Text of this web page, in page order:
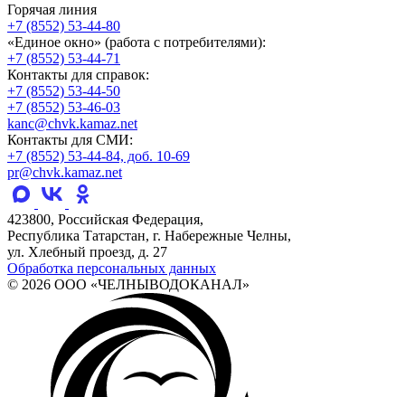
Горячая линия
+7 (8552) 53-44-80
«Единое окно» (работа с потребителями):
+7 (8552) 53-44-71
Контакты для справок:
+7 (8552) 53-44-50
+7 (8552) 53-46-03
kanc@chvk.kamaz.net
Контакты для СМИ:
+7 (8552) 53-44-84, доб. 10-69
pr@chvk.kamaz.net
423800, Российская Федерация,
Республика Татарстан, г. Набережные Челны,
ул. Хлебный проезд, д. 27
Обработка персональных данных
© 2026 ООО «ЧЕЛНЫВОДОКАНАЛ»